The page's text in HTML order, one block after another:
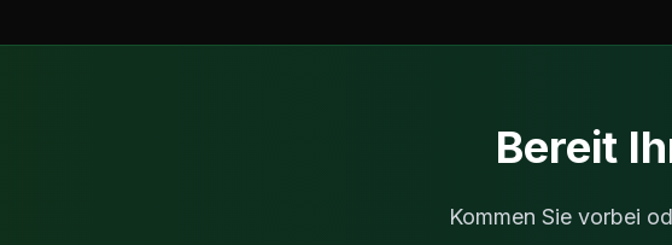
Bereit
Kommen Sie vorbei